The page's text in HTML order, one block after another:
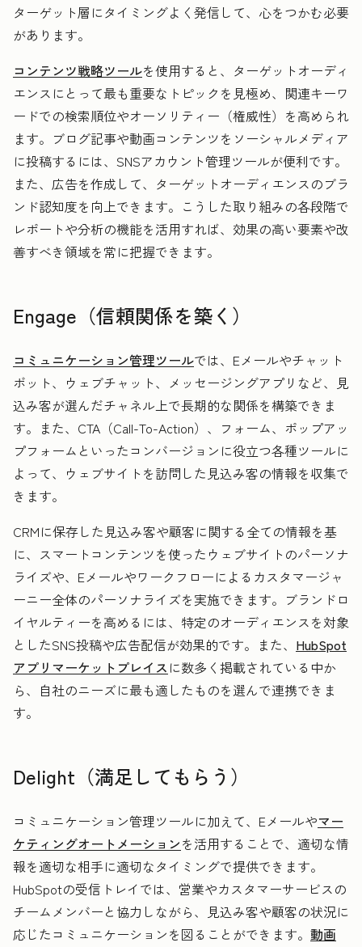
ターゲット層にタイミングよく発信して、心をつかむ必要
があります。
コンテンツ戦略ツールを使用すると、ターゲットオーディ
エンスにとって最も重要なトピックを見極め、関連キーワ
ードでの検索順位やオーソリティー（権威性）を高められ
ます。ブログ記事や動画コンテンツをソーシャルメディア
に投稿するには、SNSアカウント管理ツールが便利です。
また、広告を作成して、ターゲットオーディエンスのブラ
ンド認知度を向上できます。こうした取り組みの各段階で
レポートや分析の機能を活用すれば、効果の高い要素や改
善すべき領域を常に把握できます。
Engage（信頼関係を築く）
コミュニケーション管理ツールでは、Eメールやチャット
ボット、ウェブチャット、メッセージングアプリなど、見
込み客が選んだチャネル上で長期的な関係を構築できま
す。また、CTA（Call-To-Action）、フォーム、ポップアッ
プフォームといったコンバージョンに役立つ各種ツールに
よって、ウェブサイトを訪問した見込み客の情報を収集で
きます。
CRMに保存した見込み客や顧客に関する全ての情報を基
に、スマートコンテンツを使ったウェブサイトのパーソナ
ライズや、Eメールやワークフローによるカスタマージャ
ーニー全体のパーソナライズを実施できます。ブランドロ
イヤルティーを高めるには、特定のオーディエンスを対象
としたSNS投稿や広告配信が効果的です。また、 HubSpot
アプリマーケットプレイス に数多く掲載されている中か
ら、自社のニーズに最も適したものを選んで連携できま
す。
Delight（満足してもらう）
コミュニケーション管理ツールに加えて、Eメールやマー
ケティングオートメーションを活用することで、適切な情
報を適切な相手に適切なタイミングで提供できます。
HubSpotの受信トレイでは、営業やカスタマーサービスの
チームメンバーと協力しながら、見込み客や顧客の状況に
応じたコミュニケーションを図ることができます。 動画